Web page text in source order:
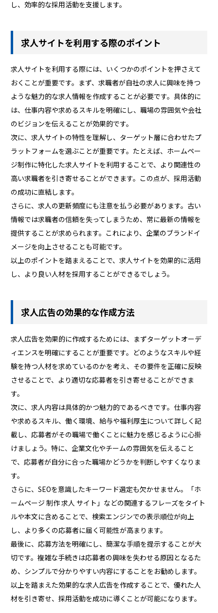
し、効率的な採用活動を支援します。
求人サイトを利用する際のポイント
求人サイトを利用する際には、いくつかのポイントを押さえて
おくことが重要です。まず、求職者が自社の求人に興味を持つ
ような魅力的な求人情報を作成することが必要です。具体的に
は、仕事内容や求めるスキルを明確にし、職場の雰囲気や会社
のビジョンを伝えることが効果的です。
次に、求人サイトの特性を理解し、ターゲット層に合わせたプ
ラットフォームを選ぶことが重要です。たとえば、ホームペー
ジ制作に特化した求人サイトを利用することで、より関連性の
高い求職者を引き寄せることができます。この点が、採用活動
の成功に直結します。
さらに、求人の更新頻度にも注意を払う必要があります。古い
情報では求職者の信頼を失ってしまうため、常に最新の情報を
提供することが求められます。これにより、企業のブランドイ
メージを向上させることも可能です。
以上のポイントを踏まえることで、求人サイトを効果的に活用
し、より良い人材を採用することができるでしょう。
求人広告の効果的な作成方法
求人広告を効果的に作成するためには、まずターゲットオーデ
ィエンスを明確にすることが重要です。どのようなスキルや経
験を持つ人材を求めているのかを考え、その要件を正確に反映
させることで、より適切な応募者を引き寄せることができま
す。
次に、求人内容は具体的かつ魅力的であるべきです。仕事内容
や求めるスキル、働く環境、給与や福利厚生について詳しく記
載し、応募者がその職場で働くことに魅力を感じるように心掛
けましょう。特に、企業文化やチームの雰囲気を伝えること
で、応募者が自分に合った職場かどうかを判断しやすくなりま
す。
さらに、SEOを意識したキーワード選定も欠かせません。「ホ
ームページ 制作 求人 サイト」などの関連するフレーズをタイト
ルや本文に含めることで、検索エンジンでの表示順位が向上
し、より多くの応募者に届く可能性が高まります。
最後に、応募方法を明確にし、簡潔な手順を提示することが大
切です。複雑な手続きは応募者の興味を失わせる原因となるた
め、シンプルで分かりやすい内容にすることをお勧めします。
以上を踏まえた効果的な求人広告を作成することで、優れた人
材を引き寄せ、採用活動を成功に導くことが可能になります。